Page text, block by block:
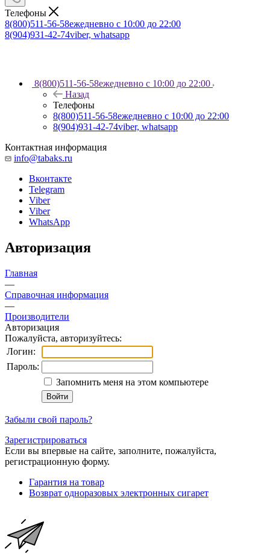
Телефоны
8(800)511-56-58ежедневно с 10:00 до 22:00
8(904)931-42-74viber, whatsapp
8(800)511-56-58ежедневно с 10:00 до 22:00
Назад
Телефоны
8(800)511-56-58ежедневно с 10:00 до 22:00
8(904)931-42-74viber, whatsapp
Контактная информация
info@tabaks.ru
Вконтакте
Telegram
Viber
Viber
WhatsApp
Авторизация
Главная
—
Справочная информация
—
Производители
Авторизация
Пожалуйста, авторизуйтесь:
Логин:
Пароль:
Запомнить меня на этом компьютере
Забыли свой пароль?
Зарегистрироваться
Если вы впервые на сайте, заполните, пожалуйста,
регистрационную форму.
Гарантия на товар
Возврат одноразовых электронных сигарет